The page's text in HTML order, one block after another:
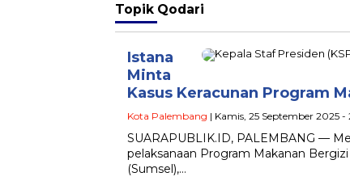
Topik Qodari
Istana
Minta
Kasus Keracunan Program
Kota Palembang | Kamis, 25 September 2025 -
SUARAPUBLIK.ID, PALEMBANG —
pelaksanaan Program Makanan
(Sumsel),…